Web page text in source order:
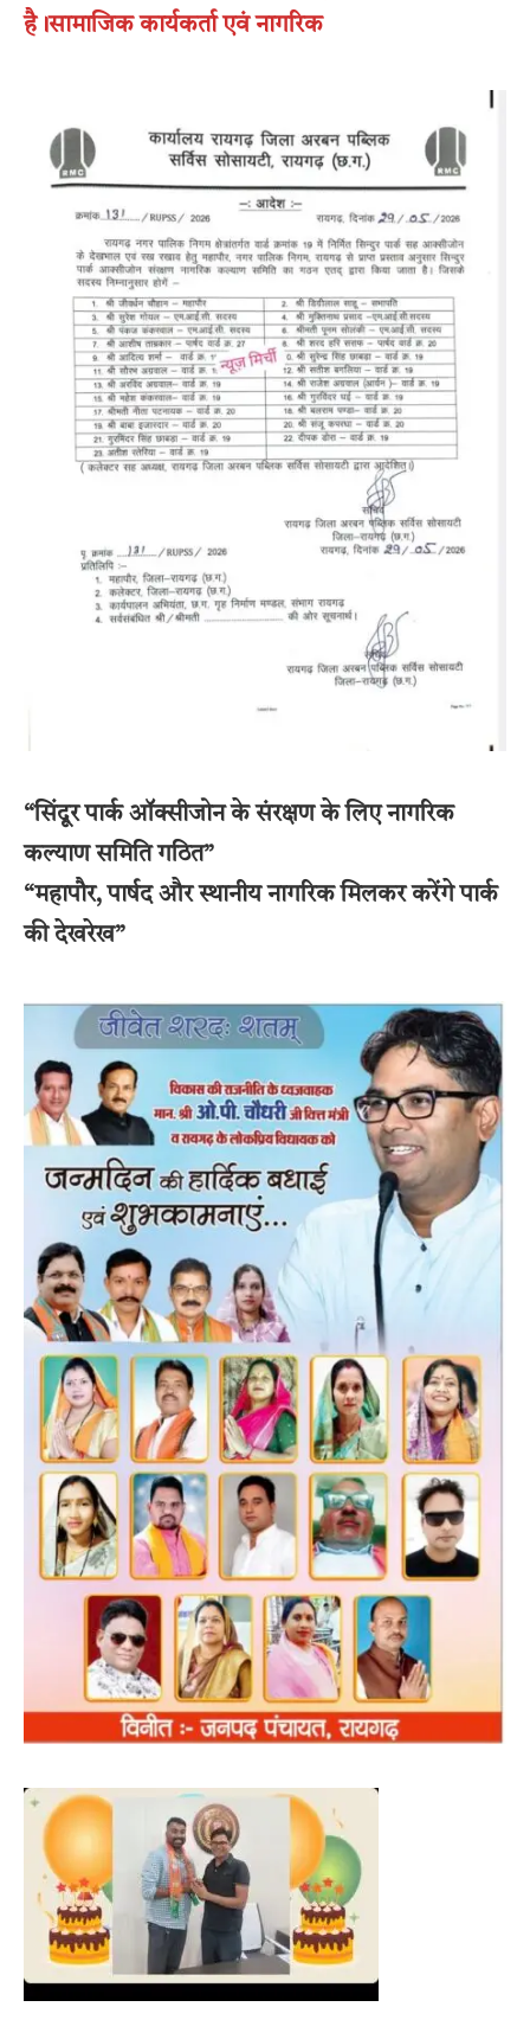
है।सामाजिक कार्यकर्ता एवं नागरिक
“सिंदूर पार्क ऑक्सीजोन के संरक्षण के लिए नागरिक
कल्याण समिति गठित”
“महापौर, पार्षद और स्थानीय नागरिक मिलकर करेंगे पार्क
की देखरेख”